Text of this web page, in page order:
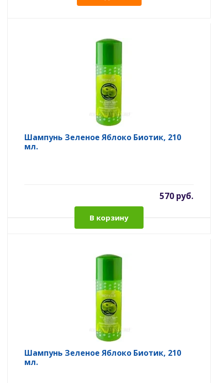
Шампунь Зеленое Яблоко Биотик, 210
мл.
570 руб.
В корзину
Шампунь Зеленое Яблоко Биотик, 210
мл.